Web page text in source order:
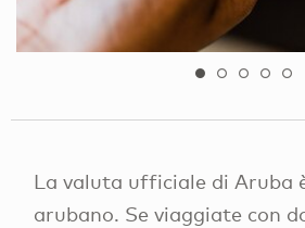
La valuta ufficiale di Aruba
arubano. Se viaggiate con